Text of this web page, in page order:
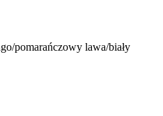
pomarańczowy lawa/biały